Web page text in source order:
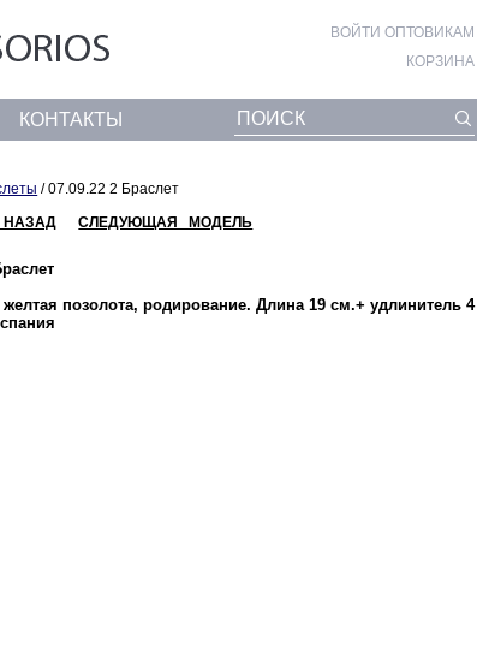
ВОЙТИ ОПТОВИКАМ
КОРЗИНА
КОНТАКТЫ
/ 07.09.22 2 Браслет
НАЗАД
СЛЕДУЮЩАЯ МОДЕЛЬ
желтая позолота, родирование. Длина 19 см.+ удлинитель 4